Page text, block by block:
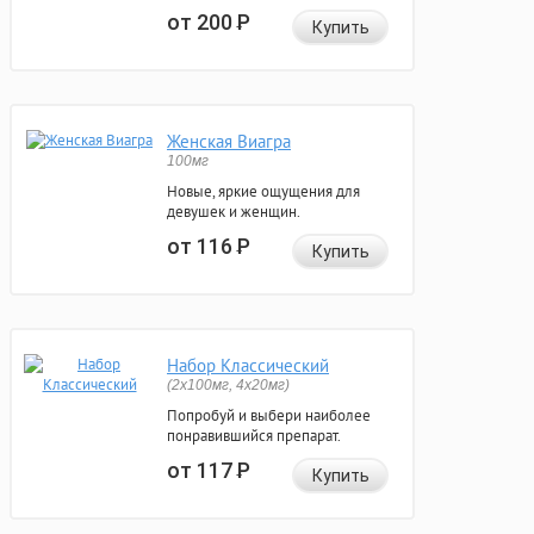
от 200Р Купить
Женская Виагра
100мг
Новые, яркие ощущения для
девушек и женщин.
от 116Р Купить
Набор Классический
(2x100мг, 4x20мг)
Попробуй и выбери наиболее
понравившийся препарат.
от 117Р Купить